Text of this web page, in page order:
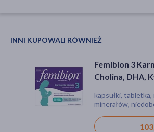
INNI KUPOWALI RÓWNIEŻ
Femibion 3
Cholina, DHA,
kapsułki
kapsułki,
minerałów,